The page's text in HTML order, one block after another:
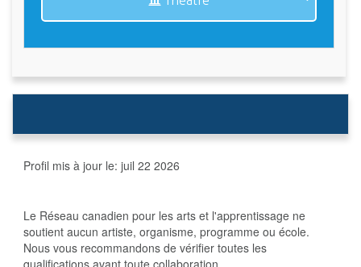
Profil mis à jour le: juil 22 2026
Le Réseau canadien pour les arts et l'apprentissage ne
soutient aucun artiste, organisme, programme ou école.
Nous vous recommandons de vérifier toutes les